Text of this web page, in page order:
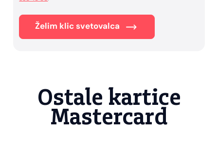
Želim klic svetovalca
Ostale kartice
Mastercard